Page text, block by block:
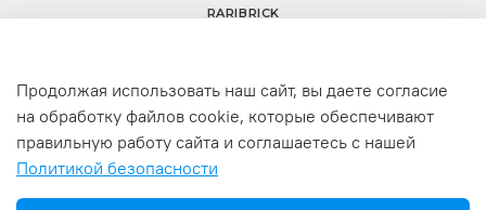
+7(977) 633-00-30
info@raribrick.ru
г. Москва, Перерва ул., 52, стр. 1
RARIBRICK
Продолжая использовать наш сайт, вы даете согласие
на обработку файлов cookie, которые обеспечивают
правильную работу сайта и соглашаетесь с нашей
Политикой безопасности